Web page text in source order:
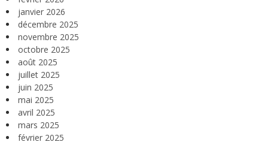
janvier 2026
décembre 2025
novembre 2025
octobre 2025
août 2025
juillet 2025
juin 2025
mai 2025
avril 2025
mars 2025
février 2025